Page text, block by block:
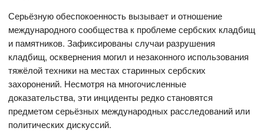
Серьёзную обеспокоенность вызывает и отношение
международного сообщества к проблеме сербских кладбищ
и памятников. Зафиксированы случаи разрушения
кладбищ, осквернения могил и незаконного использования
тяжёлой техники на местах старинных сербских
захоронений. Несмотря на многочисленные
доказательства, эти инциденты редко становятся
предметом серьёзных международных расследований или
политических дискуссий.